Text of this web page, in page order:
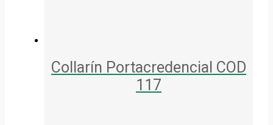
Collarín Portacredencial COD
117